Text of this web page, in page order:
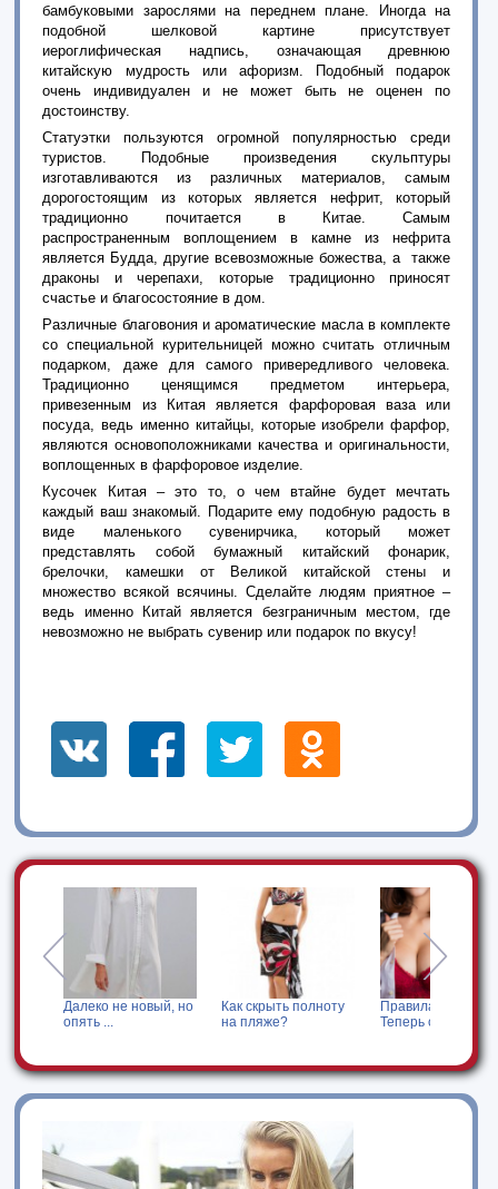
бамбуковыми зарослями на переднем плане. Иногда на
подобной шелковой картине присутствует
иероглифическая надпись, означающая древнюю
китайскую мудрость или афоризм. Подобный подарок
очень индивидуален и не может быть не оценен по
достоинству.
Статуэтки пользуются огромной популярностью среди
туристов. Подобные произведения скульптуры
изготавливаются из различных материалов, самым
дорогостоящим из которых является нефрит, который
традиционно почитается в Китае. Самым
распространенным воплощением в камне из нефрита
является Будда, другие всевозможные божества, а также
драконы и черепахи, которые традиционно приносят
счастье и благосостояние в дом.
Различные благовония и ароматические масла в комплекте
со специальной курительницей можно считать отличным
подарком, даже для самого привередливого человека.
Традиционно ценящимся предметом интерьера,
привезенным из Китая является фарфоровая ваза или
посуда, ведь именно китайцы, которые изобрели фарфор,
являются основоположниками качества и оригинальности,
воплощенных в фарфоровое изделие.
Кусочек Китая – это то, о чем втайне будет мечтать
каждый ваш знакомый. Подарите ему подобную радость в
виде маленького сувенирчика, который может
представлять собой бумажный китайский фонарик,
брелочки, камешки от Великой китайской стены и
множество всякой всячины. Сделайте людям приятное –
ведь именно Китай является безграничным местом, где
невозможно не выбрать сувенир или подарок по вкусу!
Далеко не новый, но
опять ...
Как скрыть полноту
на пляже?
Правила меняются.
Теперь с ...